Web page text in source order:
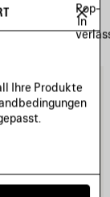
Pop-
In
Ihre Produkte